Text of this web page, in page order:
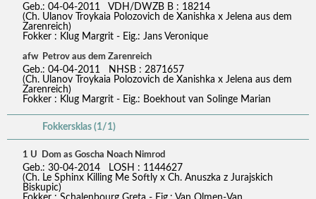
Geb.: 04-04-2011 VDH/DWZB B : 18214
(Ch. Ulanov Troykaia Polozovich de Xanishka x Jelena aus dem
Zarenreich)
Fokker : Klug Margrit - Eig.: Jans Veronique
afw Petrov aus dem Zarenreich
Geb.: 04-04-2011 NHSB : 2871657
(Ch. Ulanov Troykaia Polozovich de Xanishka x Jelena aus dem
Zarenreich)
Fokker : Klug Margrit - Eig.: Boekhout van Solinge Marian
Fokkersklas (1/1)
1 U Dom as Goscha Noach Nimrod
Geb.: 30-04-2014 LOSH : 1144627
(Ch. Le Sphinx Killing Me Softly x Ch. Anuszka z Jurajskich
Biskupic)